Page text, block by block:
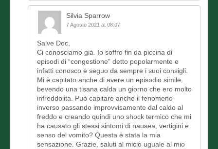
Silvia Sparrow
7 Agosto 2021 at 08:07
Salve Doc,
Ci conosciamo già. Io soffro fin da piccina di
episodi di “congestione” detto popolarmente e
infatti conosco e seguo da sempre i suoi consigli.
Mi è capitato anche di avere un episodio simile
bevendo una tisana calda un giorno che ero molto
infreddolita. Può capitare anche il fenomeno
inverso passando improvvisamente dal caldo al
freddo e creando quindi uno shock termico che mi
ha causato gli stessi sintomi di nausea, vertigini e
senso del vomito? Questa è stata la mia
sensazione. Grazie, saluti al micio uguale al mio